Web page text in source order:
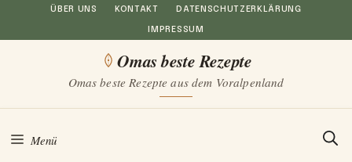
Inhalt
ÜBER UNS KONTAKT DATENSCHUTZERKLÄRUNG
IMPRESSUM
Omas beste Rezepte
Omas beste Rezepte aus dem Voralpenland
Menü